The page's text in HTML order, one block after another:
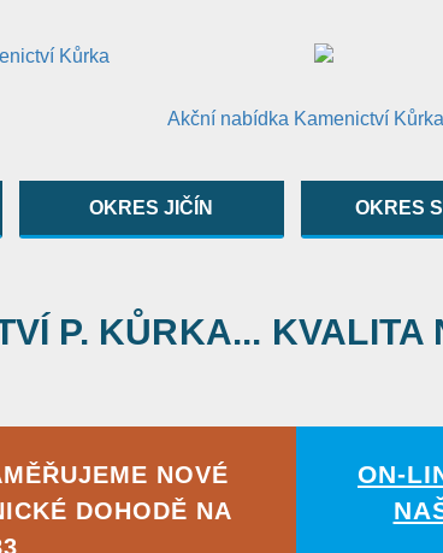
OKRES JIČÍN OKRES
P. KŮRKA... KVALITA
NOVÉ
DOHODĚ NA
ON-